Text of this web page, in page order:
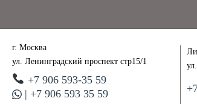
г. Москва
ул. Ленинградский проспект стр15/1
+7 906 593-35 59
| +7 906 593 35 59